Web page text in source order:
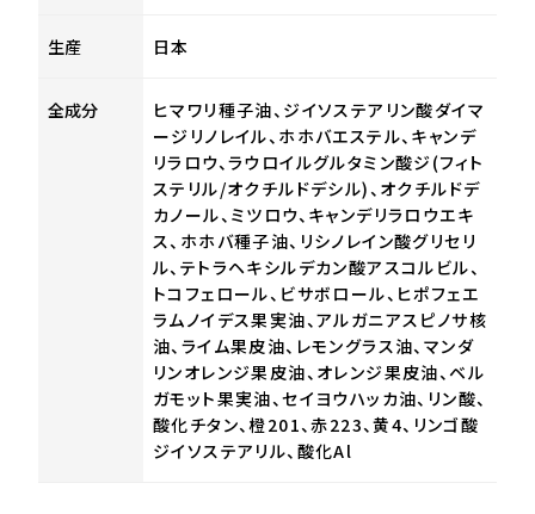
生産 日本
全成分
ヒマワリ種子油、ジイソステアリン酸ダイマ
ージリノレイル、ホホバエステル、キャンデ
リラロウ、ラウロイルグルタミン酸ジ(フィト
ステリル/オクチルドデシル)、オクチルドデ
カノール、ミツロウ、キャンデリラロウエキ
ス、ホホバ種子油、リシノレイン酸グリセリ
ル、テトラヘキシルデカン酸アスコルビル、
トコフェロール、ビサボロール、ヒポフェエ
ラムノイデス果実油、アルガニアスピノサ核
油、ライム果皮油、レモングラス油、マンダ
リンオレンジ果皮油、オレンジ果皮油、ベル
ガモット果実油、セイヨウハッカ油、リン酸、
酸化チタン、橙201、赤223、黄4、リンゴ酸
ジイソステアリル、酸化Al